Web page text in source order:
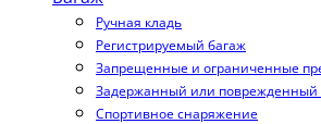
Ручная кладь
Регистрируемый багаж
Запрещенные и ограниченные
Задержанный или поврежденный
Спортивное снаряжение